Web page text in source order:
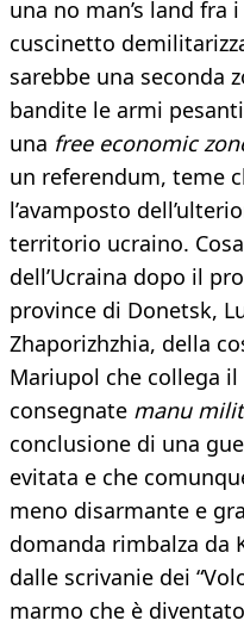
una no man’s land fra
cuscinetto
sarebbe una seconda
bandite le armi
una free economic
un referendum, teme
l’avamposto
territorio ucraino.
dell’Ucraina dopo il
province di Donetsk,
Zhaporizhzhia, della
Mariupol che collega il
consegnate manu
conclusione di una
evitata e che
meno disarmante e
domanda rimbalza da
dalle scrivanie dei
marmo che è